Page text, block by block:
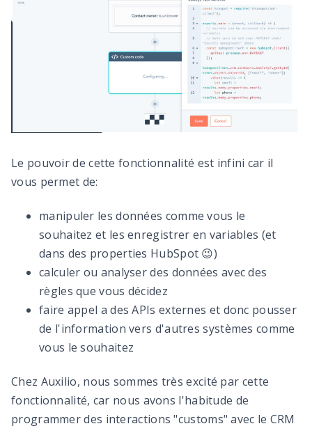
Le pouvoir de cette fonctionnalité est infini car il
vous permet de:
manipuler les données comme vous le
souhaitez et les enregistrer en variables (et
dans des properties HubSpot 😉)
calculer ou analyser des données avec des
règles que vous décidez
faire appel a des APIs externes et donc pousser
de l'information vers d'autres systèmes comme
vous le souhaitez
Chez Auxilio, nous sommes très excité par cette
fonctionnalité, car nous avons l'habitude de
programmer des interactions "customs" avec le CRM